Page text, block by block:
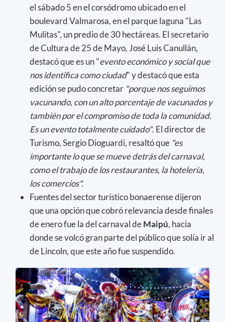
el sábado 5 en el corsódromo ubicado en el
boulevard Valmarosa, en el parque laguna "Las
Mulitas", un predio de 30 hectáreas. El secretario
de Cultura de 25 de Mayo, José Luis Canullán,
destacó que es un "evento económico y social que
nos identifica como ciudad" y destacó que esta
edición se pudo concretar "porque nos seguimos
vacunando, con un alto porcentaje de vacunados y
también por el compromiso de toda la comunidad.
Es un evento totalmente cuidado". El director de
Turismo, Sergio Dioguardi, resaltó que "es
importante lo que se mueve detrás del carnaval,
como el trabajo de los restaurantes, la hotelería,
los comercios".
Fuentes del sector turístico bonaerense dijeron
que una opción que cobró relevancia desde finales
de enero fue la del carnaval deMaipú, hacia
donde se volcó gran parte del público que solía ir al
de Lincoln, que este año fue suspendido.